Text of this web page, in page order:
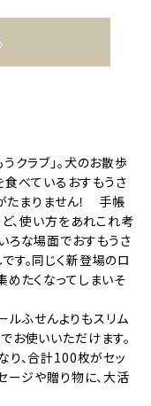
クラブ」。犬のお散歩
食べているおすもうさ
たまりません！ 手帳
、使い方をあれこれ考
ろな場面でおすもうさ
す。同じく新登場のロ
めたくなってしまいそ
ルふせんよりもスリム
お使いいただけます。
り、合計100枚がセッ
ージや贈り物に、大活